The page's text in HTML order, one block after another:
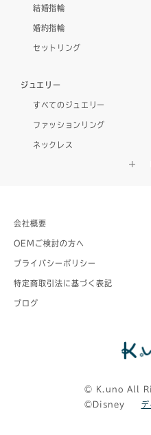
結婚指輪
婚約指輪
セットリング
ジュエリー
すべてのジュエリー
ファッションリング
ネックレス
会社概要
OEMご検討の方へ
プライバシーポリシー
特定商取引法に基づく表記
ブログ
©︎ K.uno All
©Disney デ